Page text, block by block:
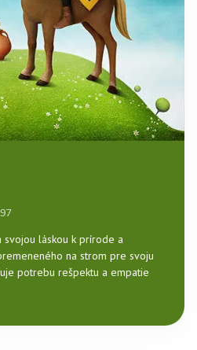
svojou láskou k prírode a
na strom pre svoju
potrebu rešpektu a empatie